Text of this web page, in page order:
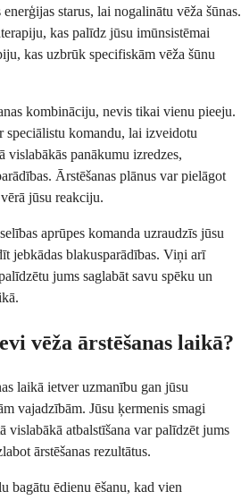
starus, lai nogalinātu vēža šūnas.
kas palīdz jūsu imūnsistēmai
kas uzbrūk specifiskām vēža šūnu
kombināciju, nevis tikai vienu pieeju.
speciālistu komandu, lai izveidotu
vislabākās panākumu izredzes,
Ārstēšanas plānus var pielāgot
jūsu reakciju.
aprūpes komanda uzraudzīs jūsu
jebkādas blakusparādības. Viņi arī
jums saglabāt savu spēku un
vēža ārstēšanas laikā?
laikā ietver uzmanību gan jūsu
vajadzībām. Jūsu ķermenis smagi
vislabākā atbalstīšana var palīdzēt jums
ārstēšanas rezultātus.
bagātu ēdienu ēšanu, kad vien